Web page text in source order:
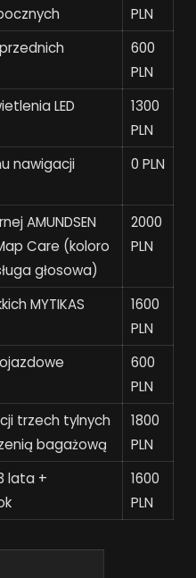
PLN
600
PLN
LED
1300
PLN
nawigacji
0 PLN
AMUNDSEN
Care (koloro
głosowa)
2000
PLN
MYTIKAS
1600
PLN
600
PLN
trzech tylnych
bagażową
1800
PLN
lata +
1600
PLN